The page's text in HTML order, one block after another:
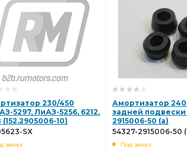
230/450
5297, ЛиАЗ-5256, 6212,
10)
87-05623-SX
SX
заказ
Амортизатор
задней подвески
2915006-50 (а)
54327-2915006-50
Под заказ